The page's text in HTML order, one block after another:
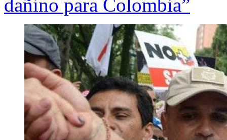
dañino para Colombia”